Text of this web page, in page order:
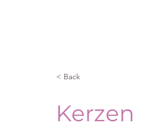
< Back
Kerzen